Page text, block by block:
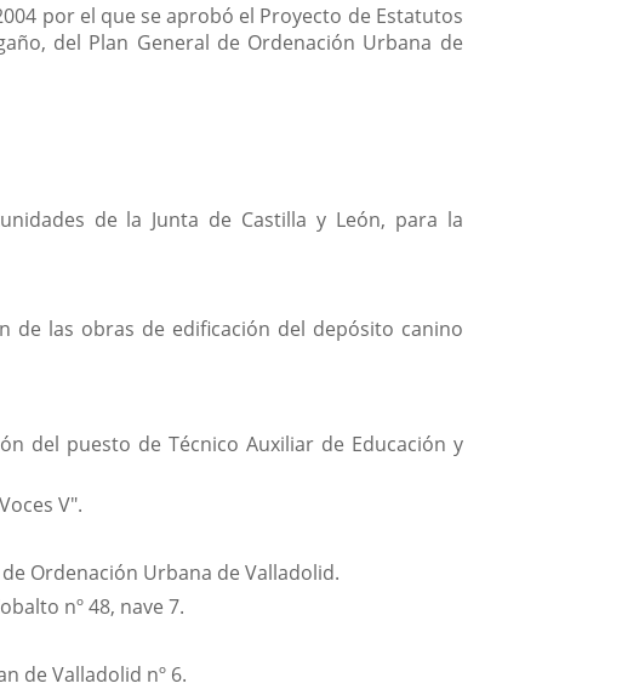
por el que se aprobó el Proyecto de Estatutos
del Plan General de Ordenación Urbana de
de la Junta de Castilla y León, para la
las obras de edificación del depósito canino
del puesto de Técnico Auxiliar de Educación y
V".
Ordenación Urbana de Valladolid.
nº 48, nave 7.
de Valladolid nº 6.